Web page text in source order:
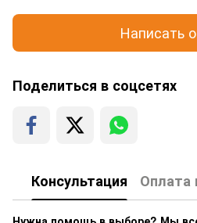
Написать
Поделиться в соцсетях
Консультация Оплата